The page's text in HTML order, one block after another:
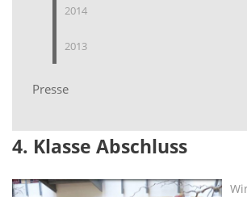
2014
2013
Presse
4. Klasse Abschluss